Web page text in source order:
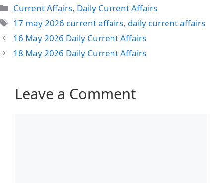
Current Affairs, Daily Current Affairs
17 may 2026 current affairs, daily current affairs
16 May 2026 Daily Current Affairs
18 May 2026 Daily Current Affairs
Leave a Comment